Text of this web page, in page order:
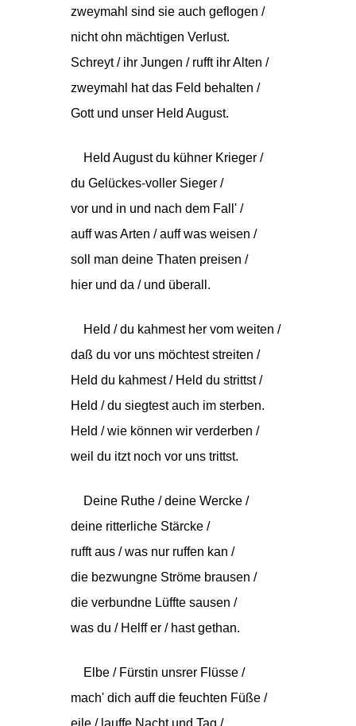
zweymahl sind sie auch geflogen /
nicht ohn mächtigen Verlust.
Schreyt / ihr Jungen / rufft ihr Alten /
zweymahl hat das Feld behalten /
Gott und unser Held August.
Held August du kühner Krieger /
du Gelückes-voller Sieger /
vor und in und nach dem Fall' /
auff was Arten / auff was weisen /
soll man deine Thaten preisen /
hier und da / und überall.
Held / du kahmest her vom weiten /
daß du vor uns möchtest streiten /
Held du kahmest / Held du strittst /
Held / du siegtest auch im sterben.
Held / wie können wir verderben /
weil du itzt noch vor uns trittst.
Deine Ruthe / deine Wercke /
deine ritterliche Stärcke /
rufft aus / was nur ruffen kan /
die bezwungne Ströme brausen /
die verbundne Lüffte sausen /
was du / Helff er / hast gethan.
Elbe / Fürstin unsrer Flüsse /
mach' dich auff die feuchten Füße /
eile / lauffe Nacht und Tag /